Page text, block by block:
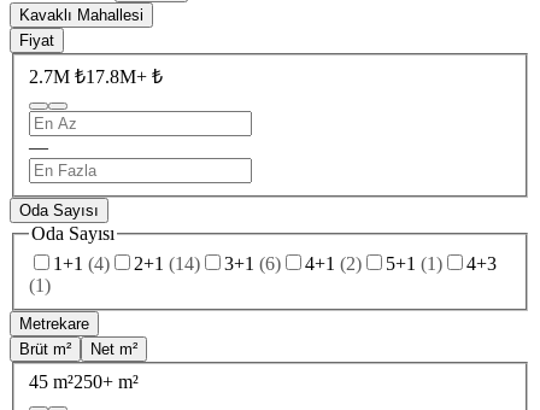
Kavaklı Mahallesi
Fiyat
2.7M ₺17.8M+ ₺
—
Oda Sayısı
Oda Sayısı
1+1 (4) 2+1 (14) 3+1 (6) 4+1 (2) 5+1 (1)
4+3
(1)
Metrekare
Brüt m²
Net m²
45 m²250+ m²